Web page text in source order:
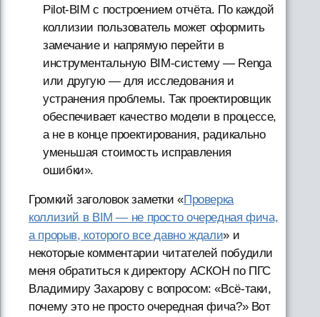
Pilot-BIM с построением отчёта. По каждой
коллизии пользователь может оформить
замечание и напрямую перейти в
инструментальную BIM-систему — Renga
или другую — для исследования и
устранения проблемы. Так проектировщик
обеспечивает качество модели в процессе,
а не в конце проектирования, радикально
уменьшая стоимость исправления
ошибки».
Громкий заголовок заметки «Проверка
коллизий в BIM — не просто очередная фича,
а прорыв, которого все давно ждали» и
некоторые комментарии читателей побудили
меня обратиться к директору АСКОН по ПГС
Владимиру Захарову с вопросом: «Всё-таки,
почему это не просто очередная фича?» Вот